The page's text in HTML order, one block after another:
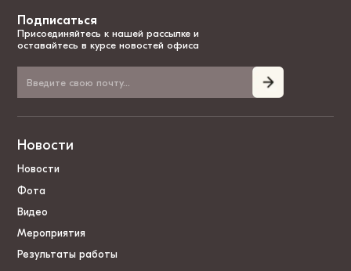
Подписаться
Присоединяйтесь к нашей рассылке и
оставайтесь в курсе новостей офиса
Новости
Новости
Фота
Видео
Мероприятия
Результаты работы